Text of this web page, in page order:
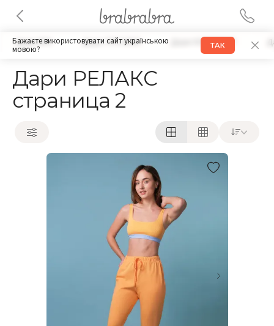
Бажаєте використовувати сайт українською
мовою?
ТАК
Дари БРА Дари ТРУСИКИ Дари КОМПЛЕКТ
Дари РЕЛАКС
страница 2